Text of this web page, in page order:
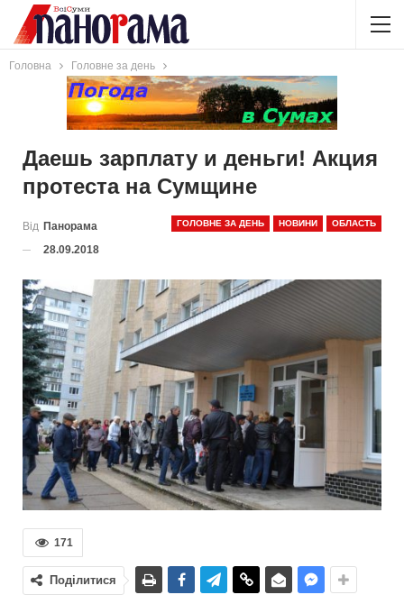
Головна Головне за день
Даешь зарплату и деньги! Акция
протеста на Сумщине
ГОЛОВНЕ ЗА ДЕНЬ НОВИНИ ОБЛАСТЬ
Від Панорама
28.09.2018
171
Поділитися